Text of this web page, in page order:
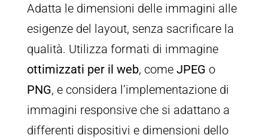
Adatta le dimensioni delle immagini alle
esigenze del layout, senza sacrificare la
qualità. Utilizza formati di immagine
ottimizzati per il web, come JPEG o
PNG, e considera l’implementazione di
immagini responsive che si adattano a
differenti dispositivi e dimensioni dello